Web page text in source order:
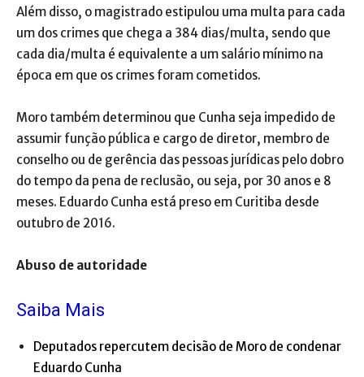
Além disso, o magistrado estipulou uma multa para cada
um dos crimes que chega a 384 dias/multa, sendo que
cada dia/multa é equivalente a um salário mínimo na
época em que os crimes foram cometidos.
Moro também determinou que Cunha seja impedido de
assumir função pública e cargo de diretor, membro de
conselho ou de gerência das pessoas jurídicas pelo dobro
do tempo da pena de reclusão, ou seja, por 30 anos e 8
meses. Eduardo Cunha está preso em Curitiba desde
outubro de 2016.
Abuso de autoridade
Saiba Mais
Deputados repercutem decisão de Moro de condenar
Eduardo Cunha